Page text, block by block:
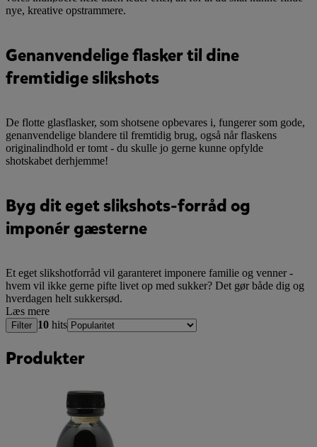
nye, kreative opstrammere.
Genanvendelige flasker til dine
fremtidige slikshots
De flotte glasflasker, som shotsene opbevares i, fungerer som gode,
genanvendelige blandere til fremtidig brug, også når flaskens
originalindhold er tomt - du skulle jo gerne kunne opfylde
shotskabet derhjemme!
Byg dit eget slikshots-forråd og
imponér gæsterne
Et eget slikshotforråd vil garanteret imponere familie og venner -
hvem vil ikke gerne pifte livet op med sukker? Det gør både dig og
hverdagen helt sukkersød.
Læs mere
Filter 10 hits
Produkter